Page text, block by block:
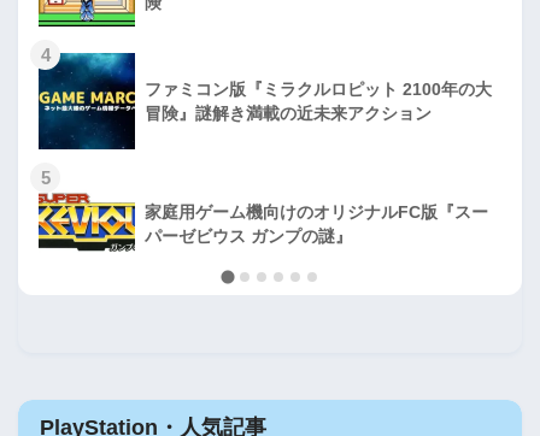
4
ファミコン版『ミラクルロピット 2100年の大
冒険』謎解き満載の近未来アクション
5
家庭用ゲーム機向けのオリジナルFC版『スー
パーゼビウス ガンプの謎』
PlayStation・人気記事